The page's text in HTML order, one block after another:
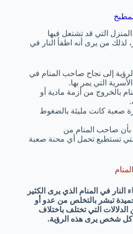
التي قد تشتعل فيها
لذلك من يرى أنه اطفأ النار في
إلى نجاح صاحب المنام في
التي يمر بها.
بالخروج من أزمة مادية أو
صعبة كانت مليئة بالضغوط
بأن صاحب المنام من
تستطيع تحمل أي محنة صعبة
النار في المنام الذي يرى الكثير
تبشر بالتخلص من عدو أو
التي تختلف باختلاف
كل شخص يرى هذه الرؤية.